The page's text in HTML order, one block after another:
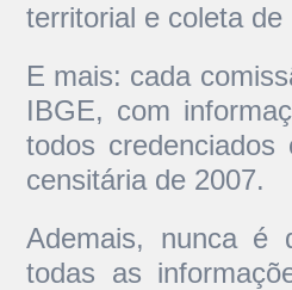
territorial e coleta
E mais: cada
IBGE, com
todos
censitária de 2007.
Ademais, nunca é
todas as